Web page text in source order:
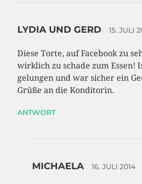
LYDIA UND GERD 15. JULI
Diese Torte, auf Facebook zu
wirklich zu schade zum Essen!
gelungen und war sicher ein
Grüße an die Konditorin.
ANTWORT
MICHAELA 16. JULI 2014